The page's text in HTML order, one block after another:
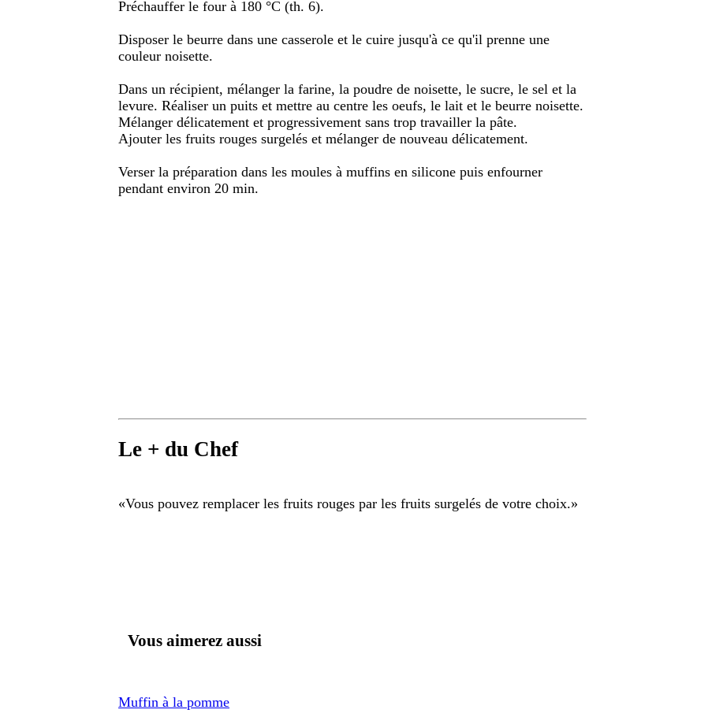
Préchauffer le four à 180 °C (th. 6).
Disposer le beurre dans une casserole et le cuire jusqu'à ce qu'il prenne une
couleur noisette.
Dans un récipient, mélanger la farine, la poudre de noisette, le sucre, le sel et la
levure. Réaliser un puits et mettre au centre les oeufs, le lait et le beurre noisette.
Mélanger délicatement et progressivement sans trop travailler la pâte.
Ajouter les fruits rouges surgelés et mélanger de nouveau délicatement.
Verser la préparation dans les moules à muffins en silicone puis enfourner
pendant environ 20 min.
Le + du Chef
«Vous pouvez remplacer les fruits rouges par les fruits surgelés de votre choix.»
Vous aimerez aussi
Muffin à la pomme